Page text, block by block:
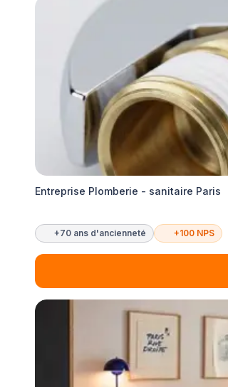
Entreprise Plomberie - sanitaire Paris
+70 ans d'ancienneté +100 NPS